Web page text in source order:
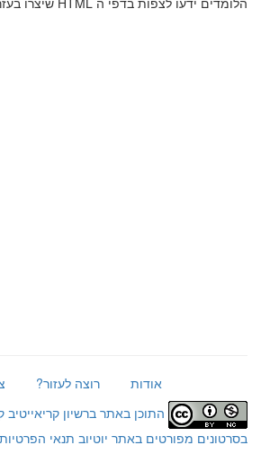
אודות רוצה לעזור?
התוכן באתר ברשיון קריאייטיב
בסרטונים מפורטים באתר יוטיוב תנאי